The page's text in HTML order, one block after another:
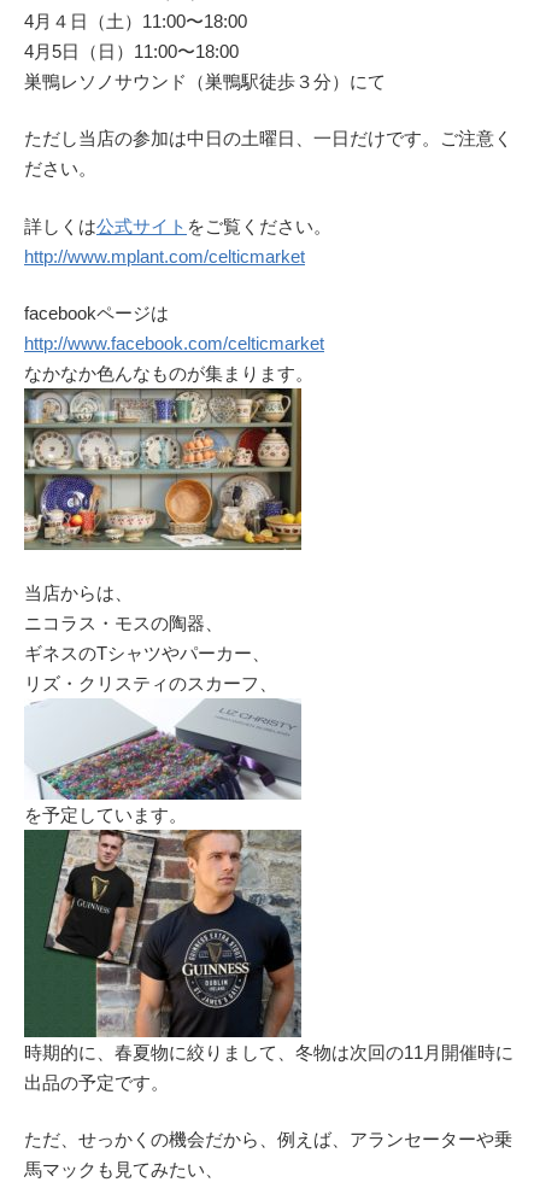
4月４日（土）11:00〜18:00
4月5日（日）11:00〜18:00
巣鴨レソノサウンド（巣鴨駅徒歩３分）にて
ただし当店の参加は中日の土曜日、一日だけです。ご注意く
ださい。
詳しくは公式サイト をご覧ください。
http://www.mplant.com/celticmarket
facebookページは
http://www.facebook.com/celticmarket
なかなか色んなものが集まります。
当店からは、
ニコラス・モスの陶器、
ギネスのTシャツやパーカー、
リズ・クリスティのスカーフ、
を予定しています。
時期的に、春夏物に絞りまして、冬物は次回の11月開催時に
出品の予定です。
ただ、せっかくの機会だから、例えば、アランセーターや乗
馬マックも見てみたい、